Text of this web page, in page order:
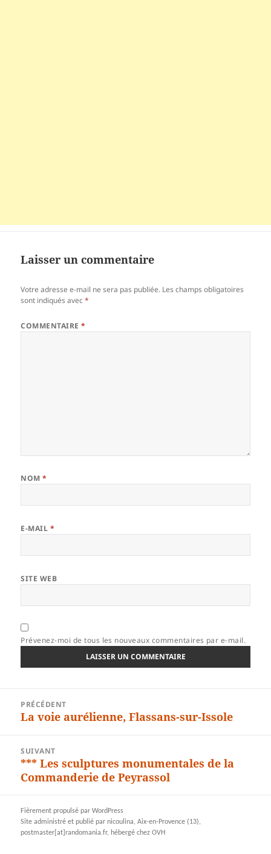
Laisser un commentaire
Votre adresse e-mail ne sera pas publiée. Les champs obligatoires
sont indiqués avec*
COMMENTAIRE*
NOM*
E-MAIL *
SITE WEB
Prévenez-moi de tous les nouveaux commentaires par e-mail.
l’article
PRÉCÉDENT
Article
La voie aurélienne, Flassans-sur-Issole
SUIVANT
Article
suivant :
*** Les sculptures monumentales de la
Commanderie de Peyrassol
Fièrement propulsé par WordPress
Site administré et publié par nicoulina, Aix-en-Provence (13),
postmaster[at]randomania.fr, hébergé chez OVH